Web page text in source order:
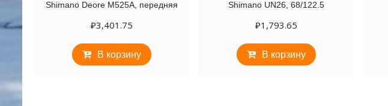
Shimano Deore M525A, передняя
₽3,401.75
В корзину
Shimano UN26, 68/122.5
₽1,793.65
В корзину